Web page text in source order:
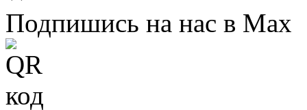
Подпишись на нас в Max